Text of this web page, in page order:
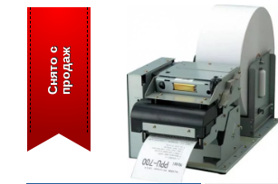
С
н
я
т
о
с
п
р
о
д
аж